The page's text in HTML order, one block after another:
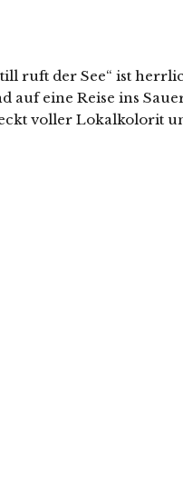
ruft der See“ ist
auf eine Reise ins
voller Lokalkolorit